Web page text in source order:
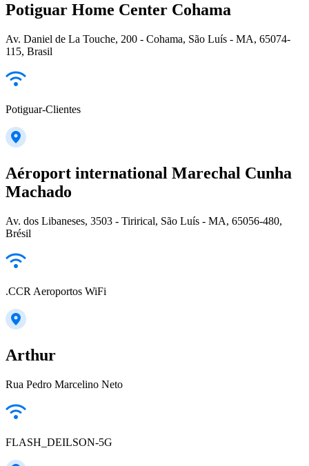
Potiguar Home Center Cohama
Av. Daniel de La Touche, 200 - Cohama, São Luís - MA, 65074-
115, Brasil
Potiguar-Clientes
Aéroport international Marechal Cunha
Machado
Av. dos Libaneses, 3503 - Tirirical, São Luís - MA, 65056-480,
Brésil
.CCR Aeroportos WiFi
Arthur
Rua Pedro Marcelino Neto
FLASH_DEILSON-5G